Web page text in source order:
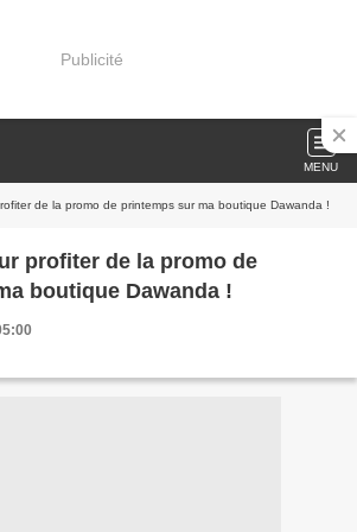
Publicité
MENU
de la promo de printemps sur ma boutique Dawanda !
profiter de la promo de
boutique Dawanda !